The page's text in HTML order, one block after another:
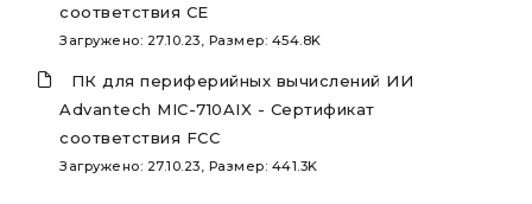
соответствия CE
Загружено: 27.10.23, Размер: 454.8K
ПК для периферийных вычислений ИИ
Advantech MIC-710AIX - Сертификат
соответствия FCC
Загружено: 27.10.23, Размер: 441.3K